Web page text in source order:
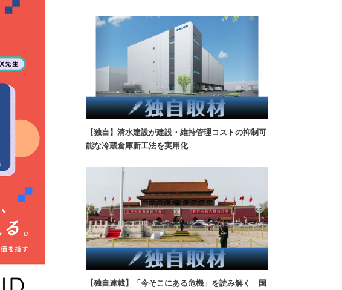
【独自】清水建設が建設・維持管理コストの抑制可
能な冷蔵倉庫新工法を実用化
【独自連載】「今そこにある危機」を読み解く 国